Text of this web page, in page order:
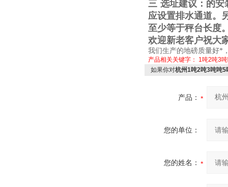
三 选址建议：的安
应设置排水通道。
至少等于秤台长度
欢迎新老客户祝大
我们生产的地磅质量好*
产品相关关键字： 1吨2吨3
如果你对杭州1吨2吨3吨吨5
产品：
您的单位：
您的姓名：